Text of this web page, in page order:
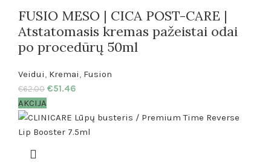
FUSIO MESO | CICA POST-CARE |
Atstatomasis kremas pažeistai odai
po procedūrų 50ml
Veidui, Kremai, Fusion
€62.00 €51.46
AKCIJA